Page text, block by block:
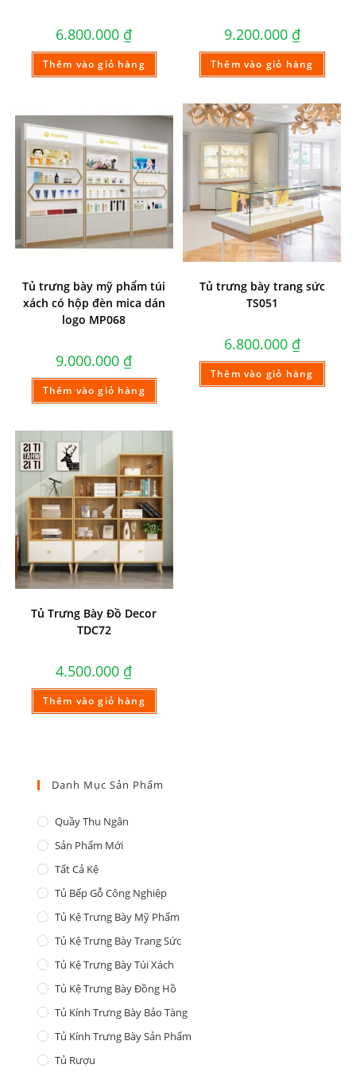
6.800.000 ₫
Thêm vào giỏ hàng
9.200.000 ₫
Thêm vào giỏ hàng
Tủ trưng bày mỹ phẩm túi
xách có hộp đèn mica dán
logo MP068
9.000.000 ₫
Thêm vào giỏ hàng
Tủ trưng bày trang sức
TS051
6.800.000 ₫
Thêm vào giỏ hàng
Tủ Trưng Bày Đồ Decor
TDC72
4.500.000 ₫
Thêm vào giỏ hàng
Danh Mục Sản Phẩm
Quầy Thu Ngân
Sản Phẩm Mới
Tất Cả Kệ
Tủ Bếp Gỗ Công Nghiệp
Tủ Kệ Trưng Bày Mỹ Phẩm
Tủ Kệ Trưng Bày Trang Sức
Tủ Kệ Trưng Bày Túi Xách
Tủ Kệ Trưng Bày Đồng Hồ
Tủ Kính Trưng Bày Bảo Tàng
Tủ Kính Trưng Bày Sản Phẩm
Tủ Rượu